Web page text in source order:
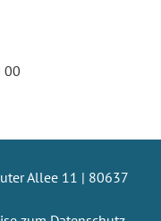
00
Allee 11 | 80637